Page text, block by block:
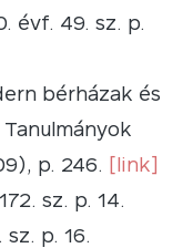
évf. 49. sz. p.
bérházak és
p. 246. [link]
sz. p. 14.
sz. p. 16.